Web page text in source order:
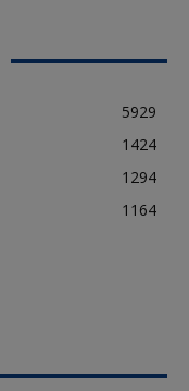
5929
1424
1294
1164